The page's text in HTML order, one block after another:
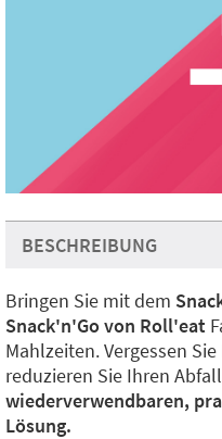
BESCHREIBUNG
Bringen Sie mit dem
Snack'n'Go von Roll'eat
Mahlzeiten. Vergessen
reduzieren Sie Ihren
wiederverwendbaren,
Lösung.